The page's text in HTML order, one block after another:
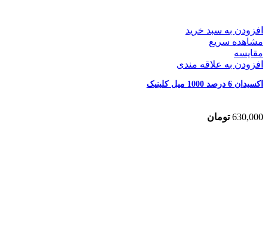
افزودن به سبد خرید
مشاهده سریع
مقایسه
افزودن به علاقه مندی
اکسیدان 6 درصد 1000 میل کلینیک
630,000 تومان